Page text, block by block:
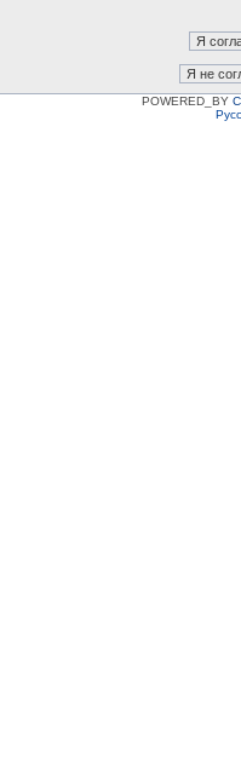
POWERED_BY